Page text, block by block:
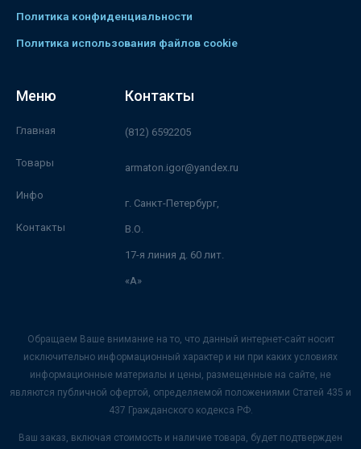
Политика конфиденциальности
Политика использования файлов cookie
Меню
Главная
Товары
Инфо
Контакты
Контакты
(812) 6592205
armaton.igor@yandex.ru
г. Санкт-Петербург,
В.О.
17-я линия д. 60 лит.
«А»
Обращаем Ваше внимание на то, что данный интернет-сайт носит
исключительно информационный характер и ни при каких условиях
информационные материалы и цены, размещенные на сайте, не
являются публичной офертой, определяемой положениями Статей 435 и
437 Гражданского кодекса РФ.
Ваш заказ, включая стоимость и наличие товара, будет подтвержден